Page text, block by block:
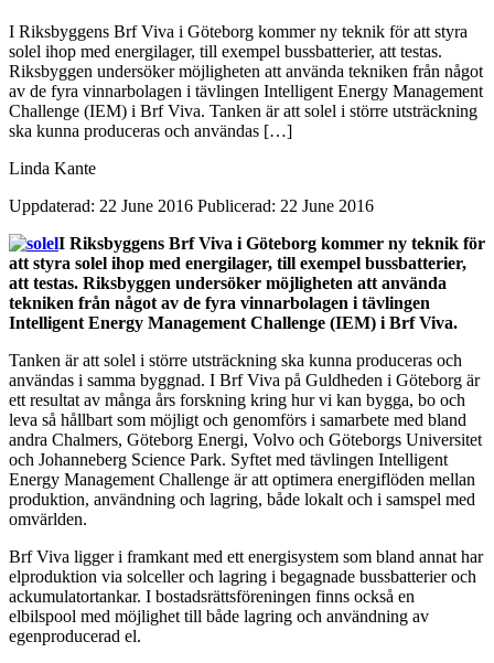
I Riksbyggens Brf Viva i Göteborg kommer ny teknik för att styra
solel ihop med energilager, till exempel bussbatterier, att testas.
Riksbyggen undersöker möjligheten att använda tekniken från något
av de fyra vinnarbolagen i tävlingen Intelligent Energy Management
Challenge (IEM) i Brf Viva. Tanken är att solel i större utsträckning
ska kunna produceras och användas […]
Linda Kante
Uppdaterad: 22 June 2016 Publicerad: 22 June 2016
I Riksbyggens Brf Viva i Göteborg kommer ny teknik för
att styra solel ihop med energilager, till exempel bussbatterier,
att testas. Riksbyggen undersöker möjligheten att använda
tekniken från något av de fyra vinnarbolagen i tävlingen
Intelligent Energy Management Challenge (IEM) i Brf Viva.
Tanken är att solel i större utsträckning ska kunna produceras och
användas i samma byggnad. I Brf Viva på Guldheden i Göteborg är
ett resultat av många års forskning kring hur vi kan bygga, bo och
leva så hållbart som möjligt och genomförs i samarbete med bland
andra Chalmers, Göteborg Energi, Volvo och Göteborgs Universitet
och Johanneberg Science Park. Syftet med tävlingen Intelligent
Energy Management Challenge är att optimera energiflöden mellan
produktion, användning och lagring, både lokalt och i samspel med
omvärlden.
Brf Viva ligger i framkant med ett energisystem som bland annat har
elproduktion via solceller och lagring i begagnade bussbatterier och
ackumulatortankar. I bostadsrättsföreningen finns också en
elbilspool med möjlighet till både lagring och användning av
egenproducerad el.